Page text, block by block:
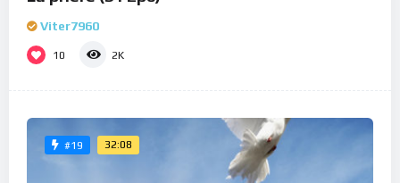
Viter7960
10 2K
#19 32:08